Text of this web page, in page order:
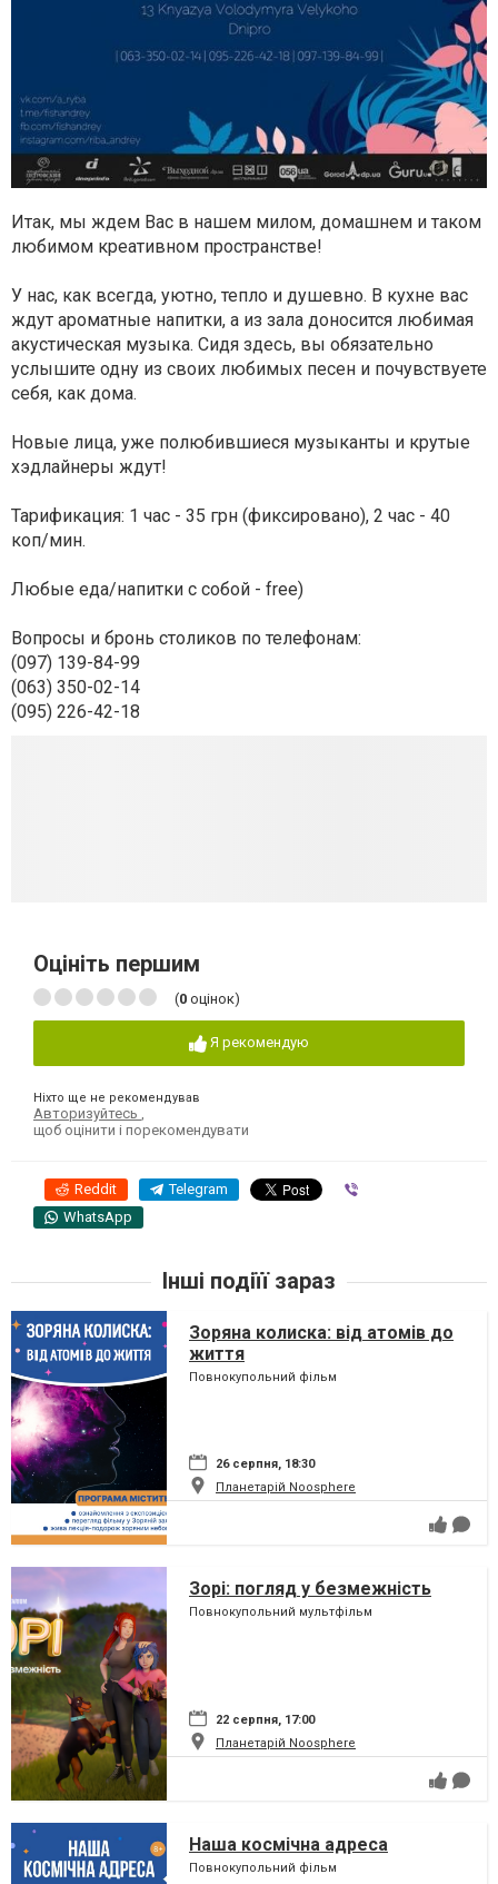
Итак, мы ждем Вас в нашем милом, домашнем и таком
любимом креативном пространстве!
У нас, как всегда, уютно, тепло и душевно. В кухне вас
ждут ароматные напитки, а из зала доносится любимая
акустическая музыка. Сидя здесь, вы обязательно
услышите одну из своих любимых песен и почувствуете
себя, как дома.
Новые лица, уже полюбившиеся музыканты и крутые
хэдлайнеры ждут!
Тарификация: 1 час - 35 грн (фиксировано), 2 час - 40
коп/мин.
Любые еда/напитки с собой - free)
Вопросы и бронь столиков по телефонам:
(097) 139-84-99
(063) 350-02-14
(095) 226-42-18
Оцініть першим
(0 оцінок)
Я рекомендую
Ніхто ще не рекомендував
Авторизуйтесь
щоб оцінити і порекомендувати
Reddit Telegram
WhatsApp
Інші подіїї зараз
Зоряна колиска: від атомів до
життя
Повнокупольний фільм
26 серпня, 18:30
Планетарій Noosphere
Зорі: погляд у безмежність
Повнокупольний мультфільм
22 серпня, 17:00
Планетарій Noosphere
Наша космічна адреса
Повнокупольний фільм